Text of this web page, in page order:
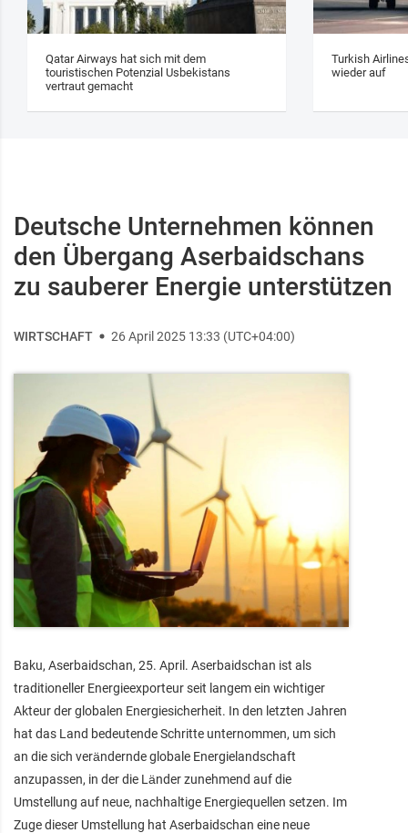
Qatar Airways hat sich mit dem
touristischen Potenzial Usbekistans
vertraut gemacht
Turkish
wieder auf
Deutsche Unternehmen können
den Übergang Aserbaidschans
zu sauberer Energie unterstützen
WIRTSCHAFT 26 April 2025 13:33 (UTC+04:00)
Baku, Aserbaidschan, 25. April. Aserbaidschan ist als
traditioneller Energieexporteur seit langem ein wichtiger
Akteur der globalen Energiesicherheit. In den letzten Jahren
hat das Land bedeutende Schritte unternommen, um sich
an die sich verändernde globale Energielandschaft
anzupassen, in der die Länder zunehmend auf die
Umstellung auf neue, nachhaltige Energiequellen setzen. Im
Zuge dieser Umstellung hat Aserbaidschan eine neue